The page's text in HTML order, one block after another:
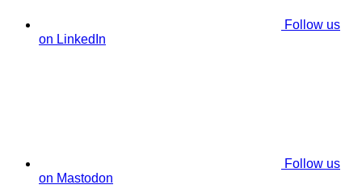
Follow us
on LinkedIn
Follow us
on Mastodon